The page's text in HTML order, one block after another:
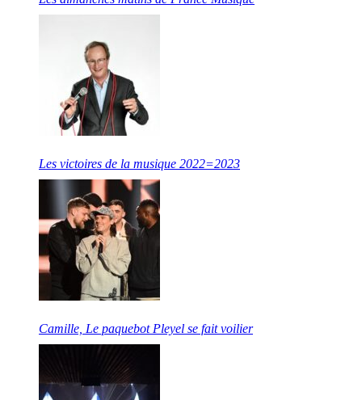
Les victoires de la musique 2022=2023
Camille, Le paquebot Pleyel se fait voilier